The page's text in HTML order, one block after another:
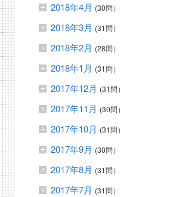
2018年4月 (30問）
2018年3月 (31問）
2018年2月 (28問）
2018年1月 (31問）
2017年12月 (31問）
2017年11月 (30問）
2017年10月 (31問）
2017年9月 (30問）
2017年8月 (31問）
2017年7月 (31問）